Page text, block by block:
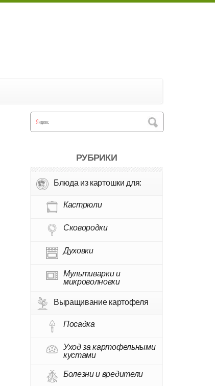
РУБРИКИ
Блюда из картошки для:
Кастрюли
Сковородки
Духовки
Мультиварки и
микроволновки
Выращивание картофеля
Посадка
Уход за картофельными
кустами
Болезни и вредители